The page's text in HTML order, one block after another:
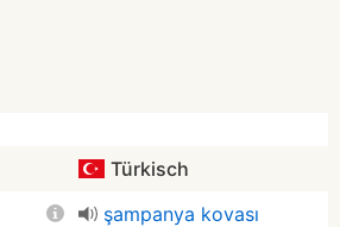
Türkisch
şampanya kovası